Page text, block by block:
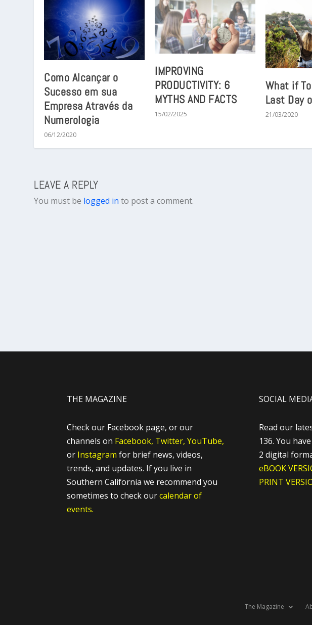
Como Alcançar o
Sucesso em sua
Empresa Através da
Numerologia
06/12/2020
IMPROVING
PRODUCTIVITY: 6
MYTHS AND FACTS
15/02/2025
What if
Last Day
21/03/2020
LEAVE A REPLY
You must be logged in to post a comment.
THE MAGAZINE
Check our Facebook page, or our
channels on Facebook, Twitter, YouTube,
or Instagram for brief news, videos,
trends, and updates. If you live in
Southern California we recommend you
sometimes to check ourcalendar of
events.
SOCIAL
Read our
136. You
2 digital
eBOOK
PRINT
The Magazine